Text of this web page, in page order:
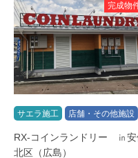
完成物
サエラ施工 店舗・その他施設
RX-コインランドリー ㏌安
北区（広島）